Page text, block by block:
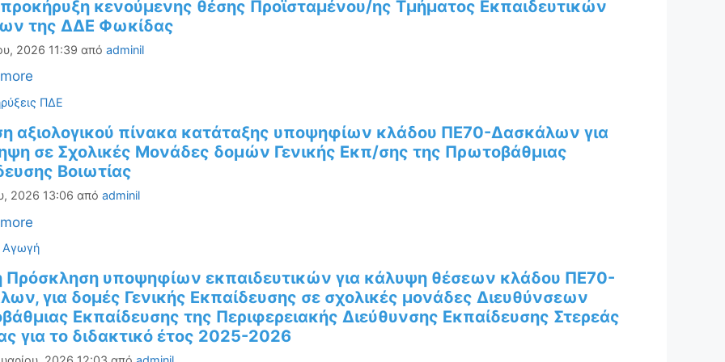
κενούμενης θέσης Προϊσταμένου/ης Τμήματος Εκπαιδευτικών
της ΔΔΕ Φωκίδας
2026 11:39 από adminil
ΠΔΕ
αξιολογικού πίνακα κατάταξης υποψηφίων κλάδου ΠΕ70-Δασκάλων για
σε Σχολικές Μονάδες δομών Γενικής Εκπ/σης της Πρωτοβάθμιας
Βοιωτίας
2026 13:06 από adminil
Αγωγή
Πρόσκληση υποψηφίων εκπαιδευτικών για κάλυψη θέσεων κλάδου ΠΕ70-
για δομές Γενικής Εκπαίδευσης σε σχολικές μονάδες Διευθύνσεων
Εκπαίδευσης της Περιφερειακής Διεύθυνσης Εκπαίδευσης Στερεάς
για το διδακτικό έτος 2025-2026